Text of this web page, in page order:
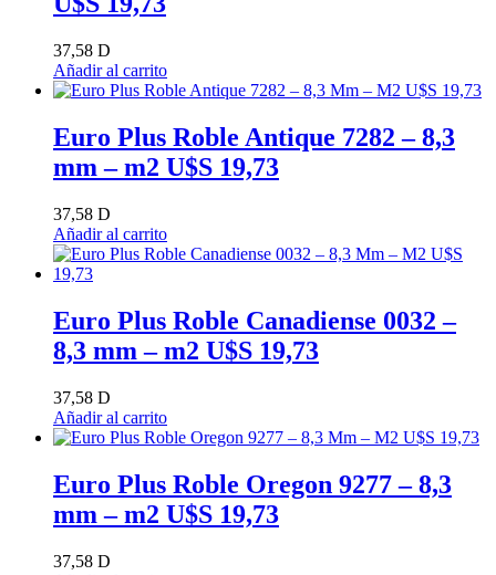
37,58 D
Añadir al carrito
Euro Plus Roble Antique 7282 – 8,3
mm – m2 U$S 19,73
37,58 D
Añadir al carrito
Euro Plus Roble Canadiense 0032 –
8,3 mm – m2 U$S 19,73
37,58 D
Añadir al carrito
Euro Plus Roble Oregon 9277 – 8,3
mm – m2 U$S 19,73
37,58 D